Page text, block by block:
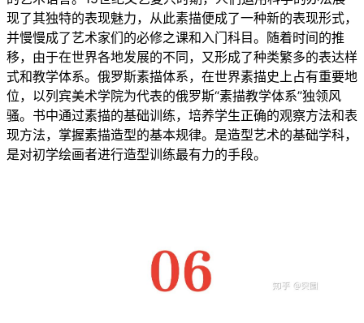
现了其独特的表现魅力，从此素描便成了一种新的表现形式，
并慢慢成了艺术家们的必修之课和入门科目。随着时间的推
移，由于在世界各地发展的不同，又形成了种类繁多的表达样
式和教学体系。俄罗斯素描体系，在世界素描史上占有重要地
位，以列宾美术学院为代表的俄罗斯“素描教学体系”独领风
骚。书中通过素描的基础训练，培养学生正确的观察方法和表
现方法，掌握素描造型的基本规律。是造型艺术的基础学科，
是对初学绘画者进行造型训练最有力的手段。